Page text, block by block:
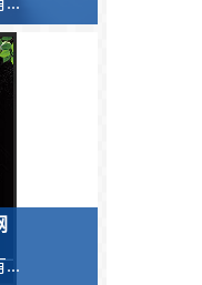
...